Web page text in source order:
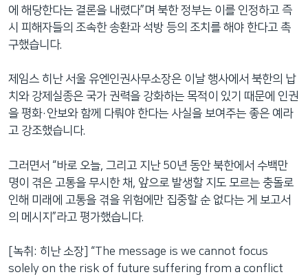
에 해당한다는 결론을 내렸다”며 북한 정부는 이를 인정하고 즉
시 피해자들의 조속한 송환과 석방 등의 조치를 해야 한다고 촉
구했습니다.
제임스 히난 서울 유엔인권사무소장은 이날 행사에서 북한의 납
치와 강제실종은 국가 권력을 강화하는 목적이 있기 때문에 인권
을 평화·안보와 함께 다뤄야 한다는 사실을 보여주는 좋은 예라
고 강조했습니다.
그러면서 “바로 오늘, 그리고 지난 50년 동안 북한에서 수백만
명이 겪은 고통을 무시한 채, 앞으로 발생할 지도 모르는 충돌로
인해 미래에 고통을 겪을 위험에만 집중할 순 없다는 게 보고서
의 메시지”라고 평가했습니다.
[녹취: 히난 소장] “The message is we cannot focus
solely on the risk of future suffering from a conflict